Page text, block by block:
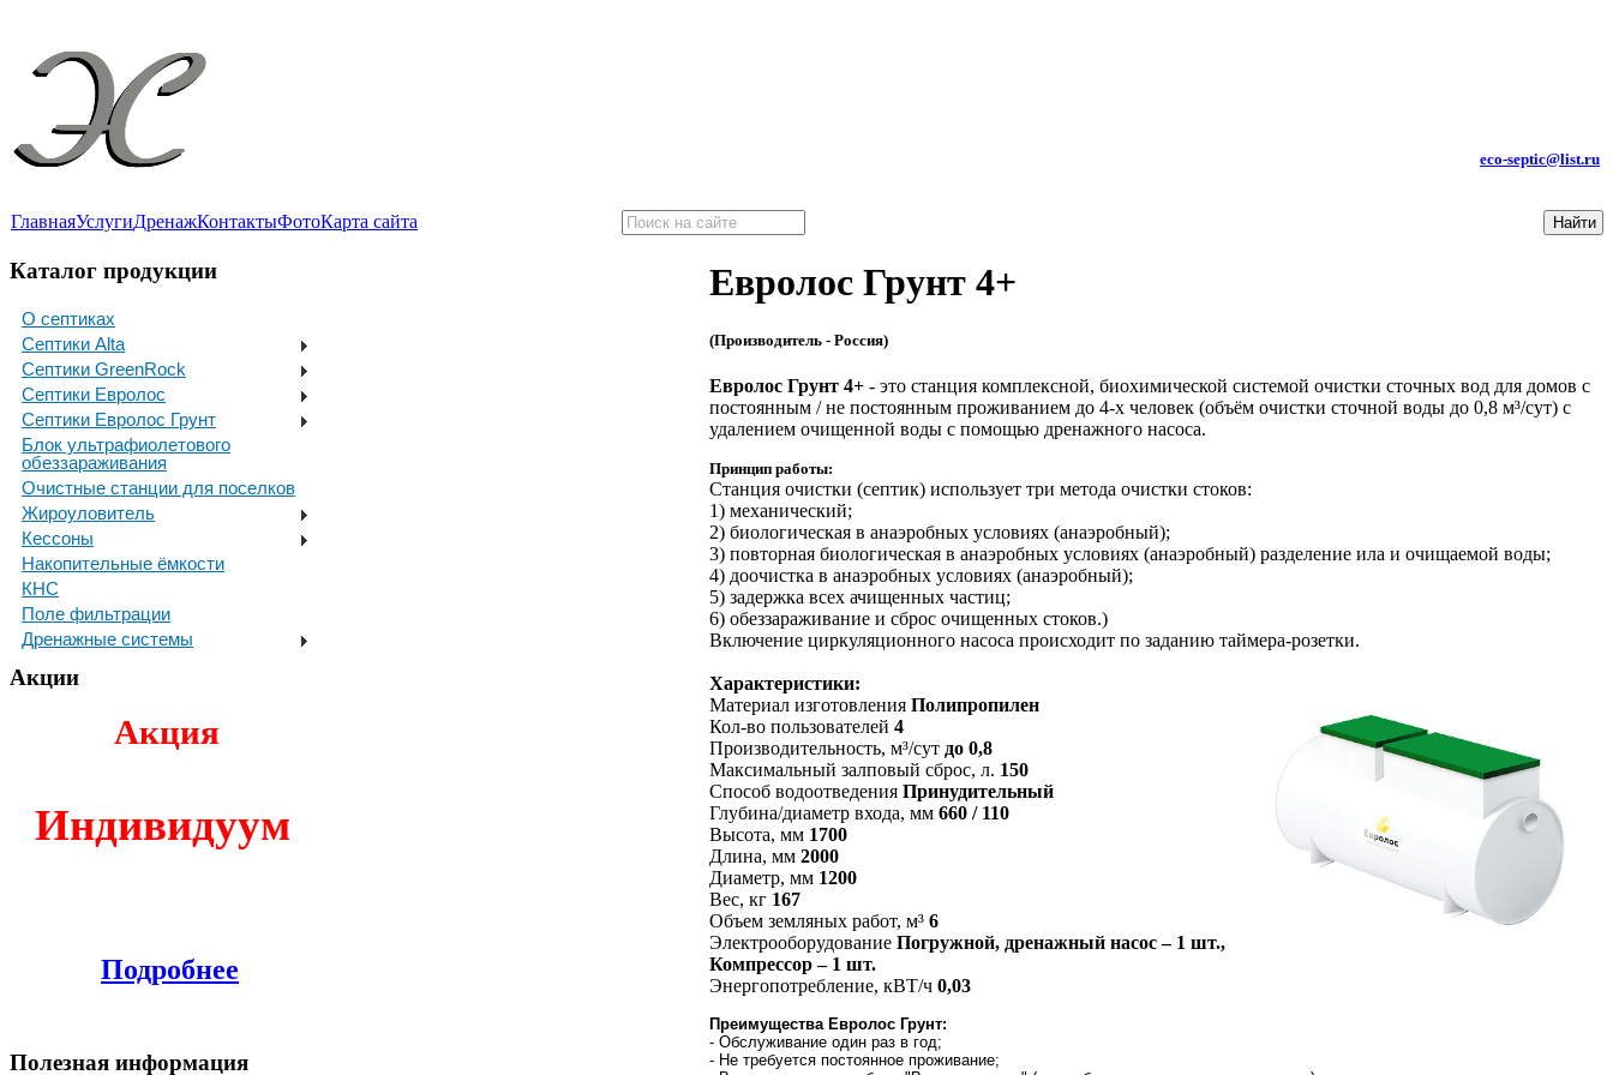
eco-septic@list.ru
ГлавнаяУслугиДренажКонтактыФотоКарта сайта
Евролос Грунт 4+
(Производитель - Россия)
Евролос Грунт 4+ - это станция комплексной, биохимической системой очистки сточных вод для домов с
постоянным / не постоянным проживанием до 4-х человек (объём очистки сточной воды до 0,8 м³/сут) с
удалением очищенной воды с помощью дренажного насоса.
Принцип работы:
Станция очистки (септик) использует три метода очистки стоков:
1) механический;
2) биологическая в анаэробных условиях (анаэробный);
3) повторная биологическая в анаэробных условиях (анаэробный) разделение ила и очищаемой воды;
4) доочистка в анаэробных условиях (анаэробный);
5) задержка всех ачищенных частиц;
6) обеззараживание и сброс очищенных стоков.)
Включение циркуляционного насоса происходит по заданию таймера-розетки.
Характеристики:
Материал изготовления Полипропилен
Кол-во пользователей 4
Производительность, м³/сут до 0,8
Максимальный залповый сброс, л. 150
Способ водоотведения Принудительный
Глубина/диаметр входа, мм 660 / 110
Высота, мм 1700
Длина, мм 2000
Диаметр, мм 1200
Вес, кг 167
Объем земляных работ, м³ 6
Электрооборудование Погружной, дренажный насос – 1 шт.,
Компрессор – 1 шт.
Энергопотребление, кВТ/ч 0,03
Преимущества Евролос Грунт:
- Обслуживание один раз в год;
- Не требуется постоянное проживание;
Каталог продукции
О септиках
Септики Alta
Септики GreenRock
Септики Евролос
Септики Евролос Грунт
Блок ультрафиолетового
обеззараживания
Очистные станции для поселков
Жироуловитель
Кессоны
Накопительные ёмкости
КНС
Поле фильтрации
Дренажные системы
Акции
Акция
Индивидуум
Подробнее
Полезная информация